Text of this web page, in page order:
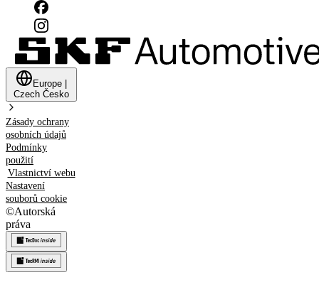
Europe
Czech Česko
Zásady ochrany
osobních údajů
Podmínky
použití
Vlastnictví webu
Nastavení
souborů cookie
©Autorská
práva